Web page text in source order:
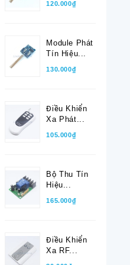
120.000₫
Module Phát
Tín Hiệu...
130.000₫
Điều Khiển
Xa Phát...
105.000₫
Bộ Thu Tín
Hiệu...
165.000₫
Điều Khiển
Xa RF...